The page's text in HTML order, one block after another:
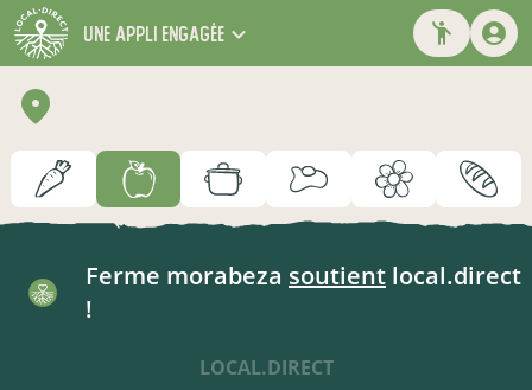
une appli engagée
Ferme morabeza soutient local.direct
!
LOCAL.DIRECT